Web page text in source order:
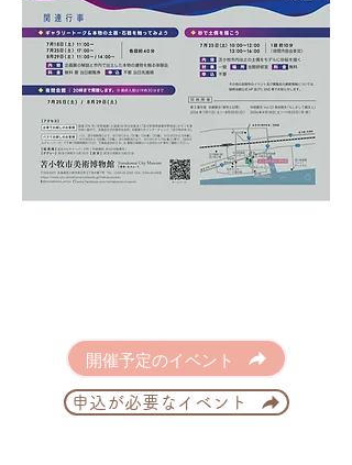
開催予定のイベント
申込が必要なイベント